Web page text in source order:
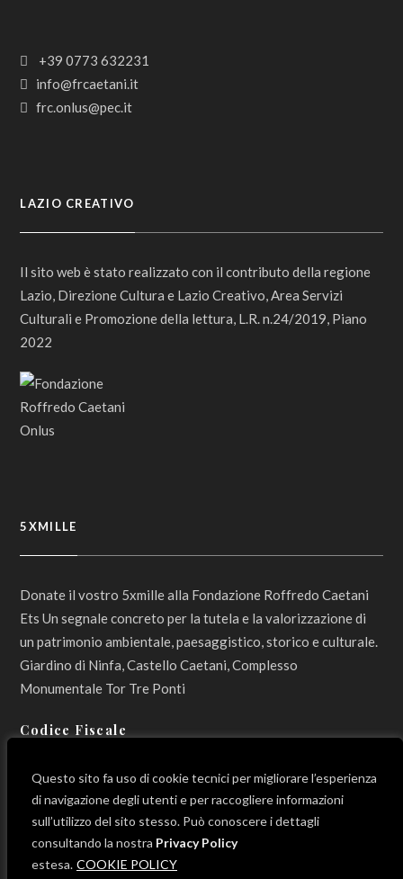
Questo sito fa uso di cookie tecnici per migliorare l’esperienza
di navigazione degli utenti e per raccogliere informazioni
sull’utilizzo del sito stesso. Può conoscere i dettagli
consultando la nostra Privacy Policy
estesa. COOKIE POLICY
+39 0773 632231
info@frcaetani.it
frc.onlus@pec.it
LAZIO CREATIVO
Il sito web è stato realizzato con il contributo della regione
Lazio, Direzione Cultura e Lazio Creativo, Area Servizi
Culturali e Promozione della lettura, L.R. n.24/2019, Piano
2022
5XMILLE
Donate il vostro 5xmille alla Fondazione Roffredo Caetani
Ets Un segnale concreto per la tutela e la valorizzazione di
un patrimonio ambientale, paesaggistico, storico e culturale.
Giardino di Ninfa, Castello Caetani, Complesso
Monumentale Tor Tre Ponti
Codice Fiscale
LINK UTILI